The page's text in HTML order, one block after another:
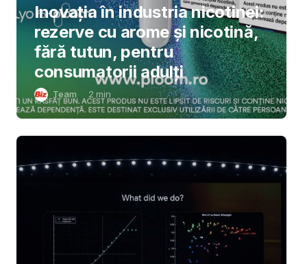
Inovația în industria nicotinei:
rezerve cu arome și nicotină,
fără tutun, pentru
consumatorii adulți
Team 2 min